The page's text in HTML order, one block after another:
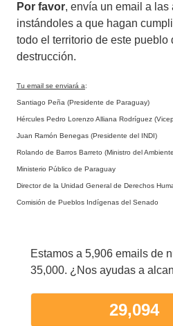
Por favor, envía un email a
instándoles a que hagan
todo el territorio de este pueblo
destrucción.
Tu email se enviará a:
Santiago Peña (Presidente de Paraguay)
Hércules Pedro Lorenzo Alliana Rodríguez
Juan Ramón Benegas (Presidente del INDI)
Rolando de Barros Barreto (Ministro del
Ministerio Público de Paraguay
Director de la Unidad General de Derechos
Comisión de Pueblos Indígenas del Senado
Estamos a 5,906 emails de
35,000. ¿Nos ayudas a
29,094